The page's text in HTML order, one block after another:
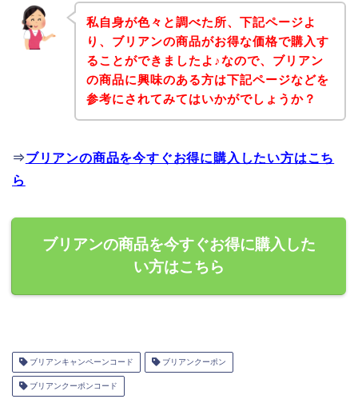
私自身が色々と調べた所、下記ページよ
り、ブリアンの商品がお得な価格で購入す
ることができましたよ♪なので、ブリアン
の商品に興味のある方は下記ページなどを
参考にされてみてはいかがでしょうか？
⇒ブリアンの商品を今すぐお得に購入したい方はこち
ら
ブリアンの商品を今すぐお得に購入した
い方はこちら
ブリアンキャンペーンコード ブリアンクーポン
ブリアンクーポンコード